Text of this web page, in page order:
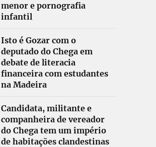
menor e pornografia
infantil
Isto é Gozar com o
deputado do Chega em
debate de literacia
financeira com estudantes
na Madeira
Candidata, militante e
companheira de vereador
do Chega tem um império
de habitações clandestinas